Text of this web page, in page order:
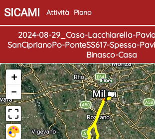
SICAMI Attività Piano
2024-08-29_Casa-Lacchiarella-
SanCiprianoPo-PonteSS617-Spessa-
Binasco-Casa
Inizio
Fine
+
−